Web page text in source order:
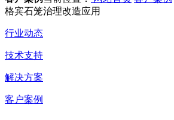
格宾石笼治理改造应用
行业动态
技术支持
解决方案
客户案例